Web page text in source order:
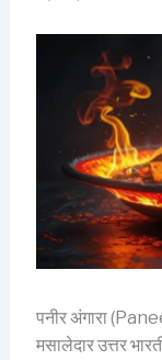
पनीर अंगारा
मसालेदार उत्तर